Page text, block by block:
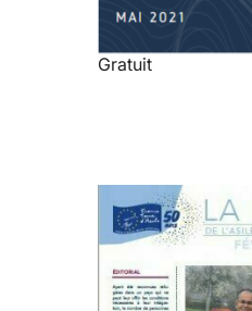
Gratuit